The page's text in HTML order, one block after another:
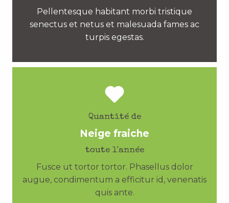
Pellentesque habitant morbi tristique
senectus et netus et malesuada fames ac
turpis egestas.
Quantité de
Neige fraiche
toute l'année
Fusce ut tortor tortor. Phasellus dolor
augue, condimentum a efficitur id, venenatis
quis ante.